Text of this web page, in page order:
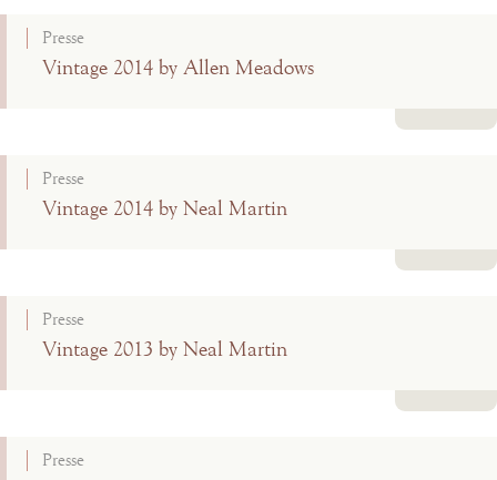
Presse
Vintage 2014 by Allen Meadows
Presse
Vintage 2014 by Neal Martin
Presse
Vintage 2013 by Neal Martin
Presse